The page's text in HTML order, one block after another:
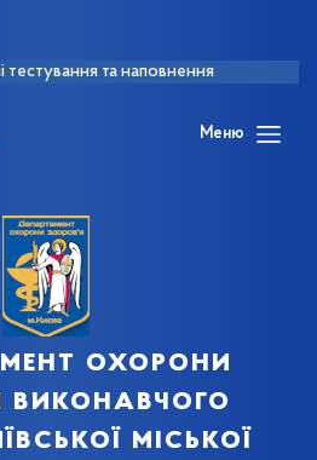
тестування та наповнення
Меню
охорони
виконавчого
міської